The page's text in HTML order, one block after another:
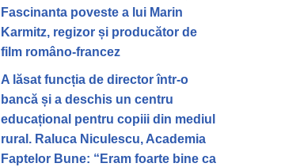
Fascinanta poveste a lui Marin
Karmitz, regizor și producător de
film româno-francez
A lăsat funcția de director într-o
bancă și a deschis un centru
educațional pentru copiii din mediul
rural. Raluca Niculescu, Academia
Faptelor Bune: “Eram foarte bine ca